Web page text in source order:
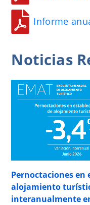
Informe
Noticias
Pernoctaciones en
alojamiento
interanualmente